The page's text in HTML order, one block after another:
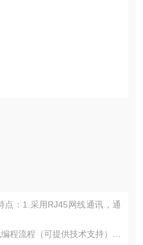
点：1.采用RJ45网线通讯，通
程流程（可提供技术支持）